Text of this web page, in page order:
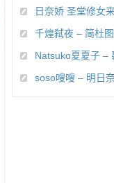
日奈娇 圣堂修女
千煌弑夜 – 简杜
Natsuko夏夏子 –
soso嗖嗖 – 明日